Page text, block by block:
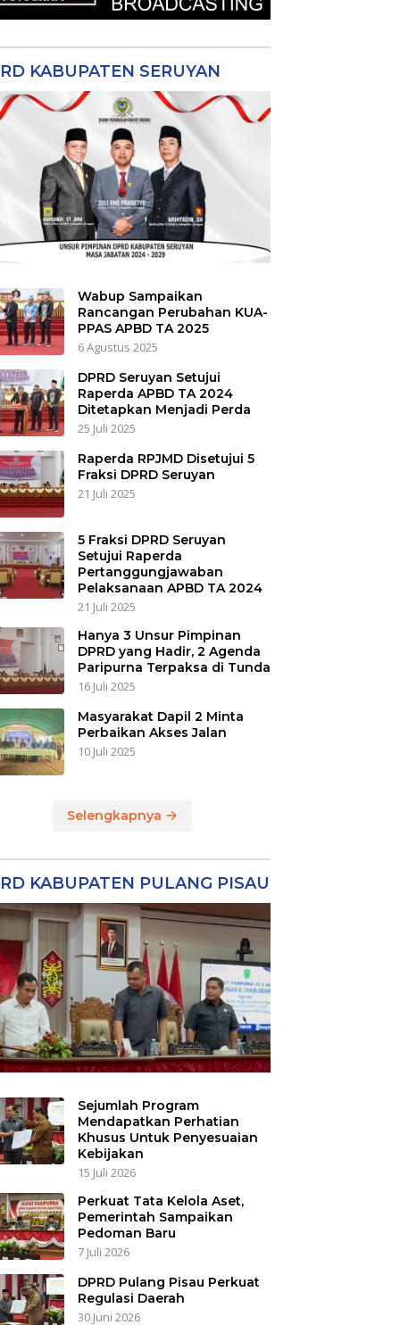
KABUPATEN SERUYAN
Wabup Sampaikan
Rancangan Perubahan KUA-
PPAS APBD TA 2025
6 Agustus 2025
DPRD Seruyan Setujui
Raperda APBD TA 2024
Ditetapkan Menjadi Perda
25 Juli 2025
Raperda RPJMD Disetujui 5
Fraksi DPRD Seruyan
21 Juli 2025
5 Fraksi DPRD Seruyan
Setujui Raperda
Pertanggungjawaban
Pelaksanaan APBD TA 2024
21 Juli 2025
Hanya 3 Unsur Pimpinan
DPRD yang Hadir, 2 Agenda
Paripurna Terpaksa di Tunda
16 Juli 2025
Masyarakat Dapil 2 Minta
Perbaikan Akses Jalan
10 Juli 2025
Selengkapnya
KABUPATEN PULANG PISAU
Sejumlah Program
Mendapatkan Perhatian
Khusus Untuk Penyesuaian
Kebijakan
15 Juli 2026
Perkuat Tata Kelola Aset,
Pemerintah Sampaikan
Pedoman Baru
7 Juli 2026
DPRD Pulang Pisau Perkuat
Regulasi Daerah
30 Juni 2026